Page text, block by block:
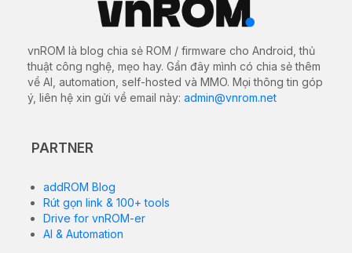
vnROM là blog chia sẻ ROM / firmware cho Android, thủ
thuật công nghệ, mẹo hay. Gần đây mình có chia sẻ thêm
về AI, automation, self-hosted và MMO. Mọi thông tin góp
ý, liên hệ xin gửi về email này: admin@vnrom.net
PARTNER
addROM Blog
Rút gọn link & 100+ tools
Drive for vnROM-er
AI & Automation